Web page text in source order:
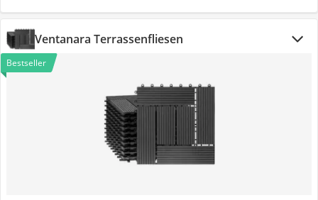
Ventanara Terrassenfliesen
Bestseller